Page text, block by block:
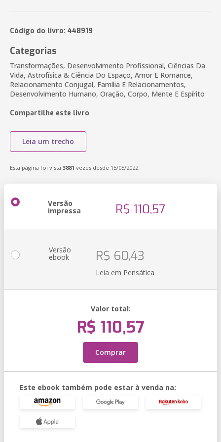
Código do livro: 448919
Categorias
Transformações, Desenvolvimento Profissional, Ciências Da
Vida, Astrofísica & Ciência Do Espaço, Amor E Romance,
Relacionamento Conjugal, Família E Relacionamentos,
Desenvolvimento Humano, Oração, Corpo, Mente E Espírito
Compartilhe este livro
Leia um trecho
Esta página foi vista 3881 vezes desde 15/05/2022
Versão
impressa R$ 110,57
Versão
ebook R$ 60,43
Leia em Pensática
Valor total:
R$ 110,57
Comprar
Este ebook também pode estar à venda na: